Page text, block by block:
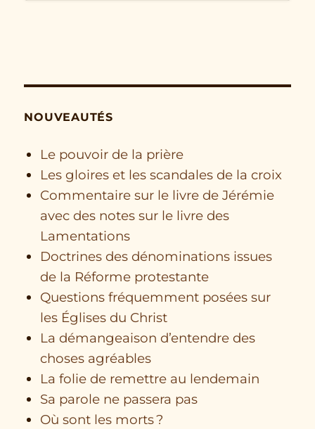
NOUVEAUTÉS
Le pouvoir de la prière
Les gloires et les scandales de la croix
Commentaire sur le livre de Jérémie
avec des notes sur le livre des
Lamentations
Doctrines des dénominations issues
de la Réforme protestante
Questions fréquemment posées sur
les Églises du Christ
La démangeaison d’entendre des
choses agréables
La folie de remettre au lendemain
Sa parole ne passera pas
Où sont les morts ?